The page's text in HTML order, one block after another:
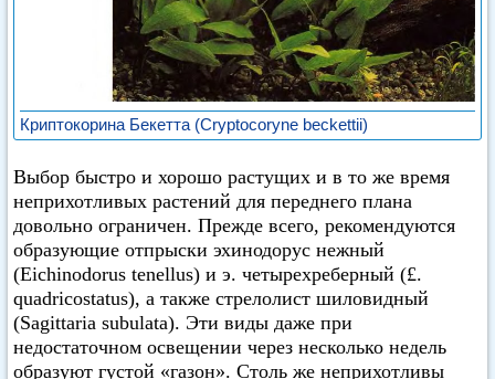
Криптокорина Бекетта (Cryptocoryne beckettii)
Выбор быстро и хорошо растущих и в то же время
неприхотливых растений для переднего плана
довольно ограничен. Прежде всего, рекомендуются
образующие отпрыски эхинодорус нежный
(Eichinodorus tenellus) и э. четырехреберный (£.
quadricostatus), а также стрелолист шиловидный
(Sagittaria subulata). Эти виды даже при
недостаточном освещении через несколько недель
образуют густой «газон». Столь же неприхотливы